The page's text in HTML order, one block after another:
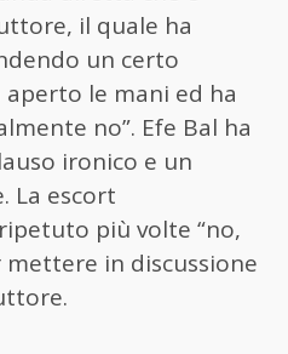
il quale ha
un certo
aperto le mani ed ha
no”. Efe Bal ha
ironico e un
La escort
più volte “no,
mettere in discussione